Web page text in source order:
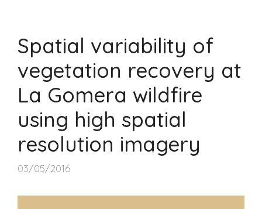
Spatial variability of
vegetation recovery at
La Gomera wildfire
using high spatial
resolution imagery
03/05/2016